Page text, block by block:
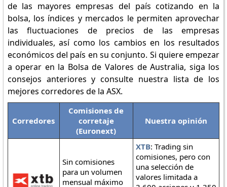
de las mayores empresas del país cotizando en la
bolsa, los índices y mercados le permiten aprovechar
las fluctuaciones de precios de las empresas
individuales, así como los cambios en los resultados
económicos del país en su conjunto. Si quiere empezar
a operar en la Bolsa de Valores de Australia, siga los
consejos anteriores y consulte nuestra lista de los
mejores corredores de la ASX.
Corredores
Comisiones de
corretaje
(Euronext)
Nuestra opinión
Sin comisiones
para un volumen
mensual máximo
XTB: Trading sin
comisiones, pero con
una selección de
valores limitada a